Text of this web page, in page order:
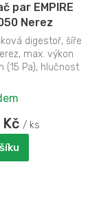
par EMPIRE
Nerez
digestoř, šíře
max. výkon
(15 Pa), hlučnost
/ ks